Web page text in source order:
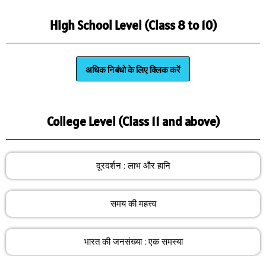
High School Level (Class 8 to 10)
अधिक निबंधो के लिए क्लिक करें
College Level (Class 11 and above)
दूरदर्शन : लाभ और हानि
समय की महत्त्व
भारत की जनसंख्या : एक समस्या